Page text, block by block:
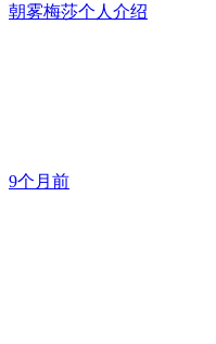
朝雾梅莎个人介绍
9个月前